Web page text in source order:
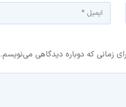
زمانی که دوباره دیدگاهی می‌نویسم.